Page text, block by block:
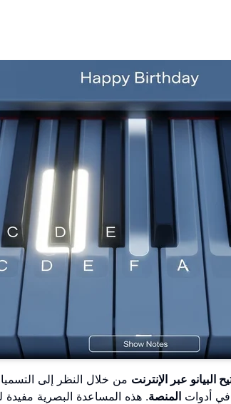
البيانو عبر الإنترنت من خلال النظر إلى
في أدوات المنصة. هذه المساعدة البصرية مفيدة